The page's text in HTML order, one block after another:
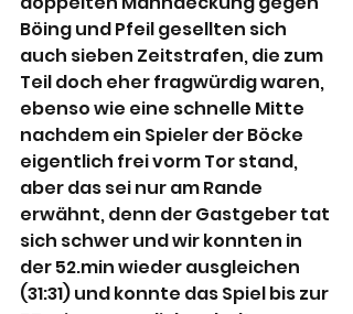
Böing und Pfeil gesellten sich
auch sieben Zeitstrafen, die zum
Teil doch eher fragwürdig waren,
ebenso wie eine schnelle Mitte
nachdem ein Spieler der Böcke
eigentlich frei vorm Tor stand,
aber das sei nur am Rande
erwähnt, denn der Gastgeber tat
sich schwer und wir konnten in
der 52.min wieder ausgleichen
(31:31) und konnte das Spiel bis zur